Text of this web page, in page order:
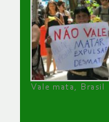
Vale mata, Brasil